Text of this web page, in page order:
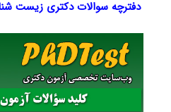
دفترچه سوالات دکتری زیست